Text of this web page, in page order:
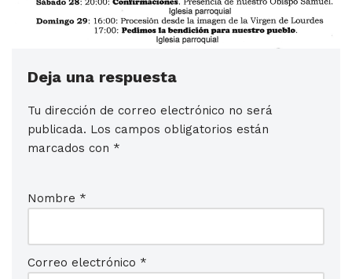
Deja una respuesta
Tu dirección de correo electrónico no será
publicada. Los campos obligatorios están
marcados con *
Nombre *
Correo electrónico *